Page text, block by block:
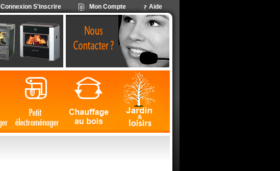
Aide
Mon Compte
Connexion S'inscrire